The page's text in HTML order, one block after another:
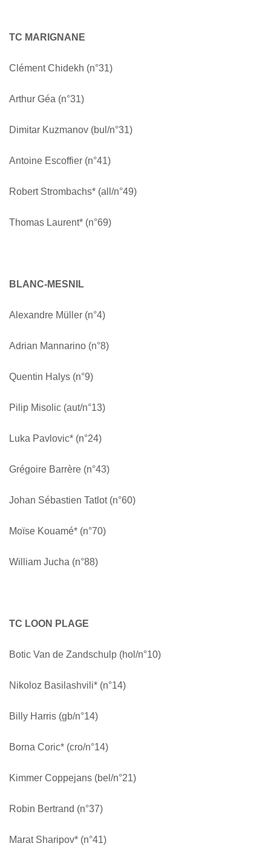
TC MARIGNANE
Clément Chidekh (n°31)
Arthur Géa (n°31)
Dimitar Kuzmanov (bul/n°31)
Antoine Escoffier (n°41)
Robert Strombachs* (all/n°49)
Thomas Laurent* (n°69)
BLANC-MESNIL
Alexandre Müller (n°4)
Adrian Mannarino (n°8)
Quentin Halys (n°9)
Pilip Misolic (aut/n°13)
Luka Pavlovic* (n°24)
Grégoire Barrère (n°43)
Johan Sébastien Tatlot (n°60)
Moïse Kouamé* (n°70)
William Jucha (n°88)
TC LOON PLAGE
Botic Van de Zandschulp (hol/n°10)
Nikoloz Basilashvili* (n°14)
Billy Harris (gb/n°14)
Borna Coric* (cro/n°14)
Kimmer Coppejans (bel/n°21)
Robin Bertrand (n°37)
Marat Sharipov* (n°41)